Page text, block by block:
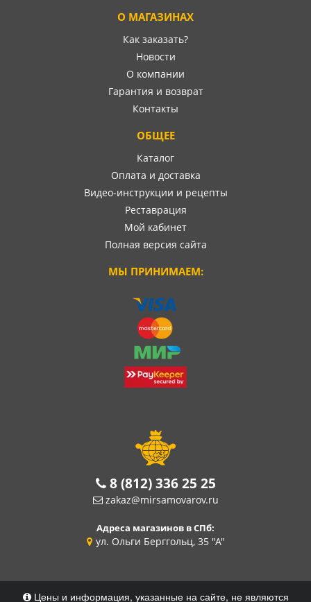
О МАГАЗИНАХ
Как заказать?
Новости
О компании
Гарантия и возврат
Контакты
ОБЩЕЕ
Каталог
Оплата и доставка
Видео-инструкции и рецепты
Реставрация
Мой кабинет
Полная версия сайта
МЫ ПРИНИМАЕМ:
8 (812) 336 25 25
zakaz@mirsamovarov.ru
Адреса магазинов в СПб:
ул. Ольги Берггольц, 35 "А"
Цены и информация, указанные на сайте, не являются